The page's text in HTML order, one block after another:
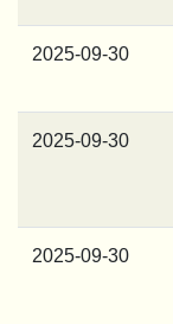
2025-09-30
2025-09-30
2025-09-30